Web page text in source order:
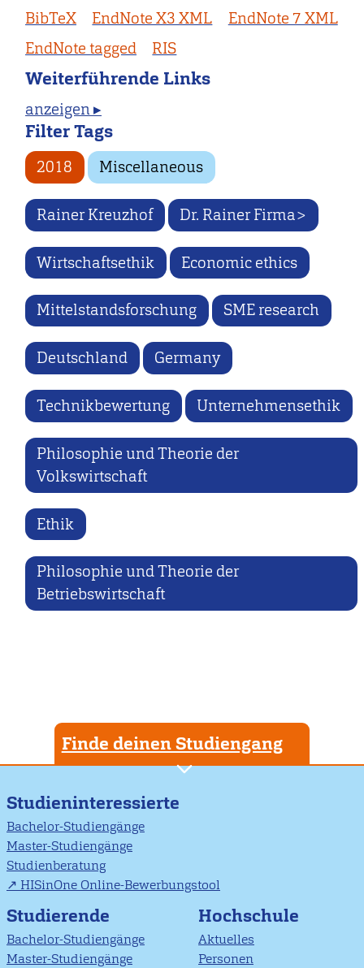
BibTeX EndNote X3 XML
EndNote 7 XML
EndNote tagged
RIS
Weiterführende Links
anzeigen ▸
Filter Tags
2018 Miscellaneous
Rainer Kreuzhof Dr. Rainer Firma>
Wirtschaftsethik Economic ethics
Mittelstandsforschung SME research
Deutschland Germany
Technikbewertung Unternehmensethik
Philosophie und Theorie der
Volkswirtschaft
Ethik
Philosophie und Theorie der
Betriebswirtschaft
Finde deinen Studiengang
Studieninteressierte
Bachelor-Studiengänge
Master-Studiengänge
Studienberatung
HISinOne Online-Bewerbungstool
Studierende
Bachelor-Studiengänge
Master-Studiengänge
Hochschule
Aktuelles
Personen